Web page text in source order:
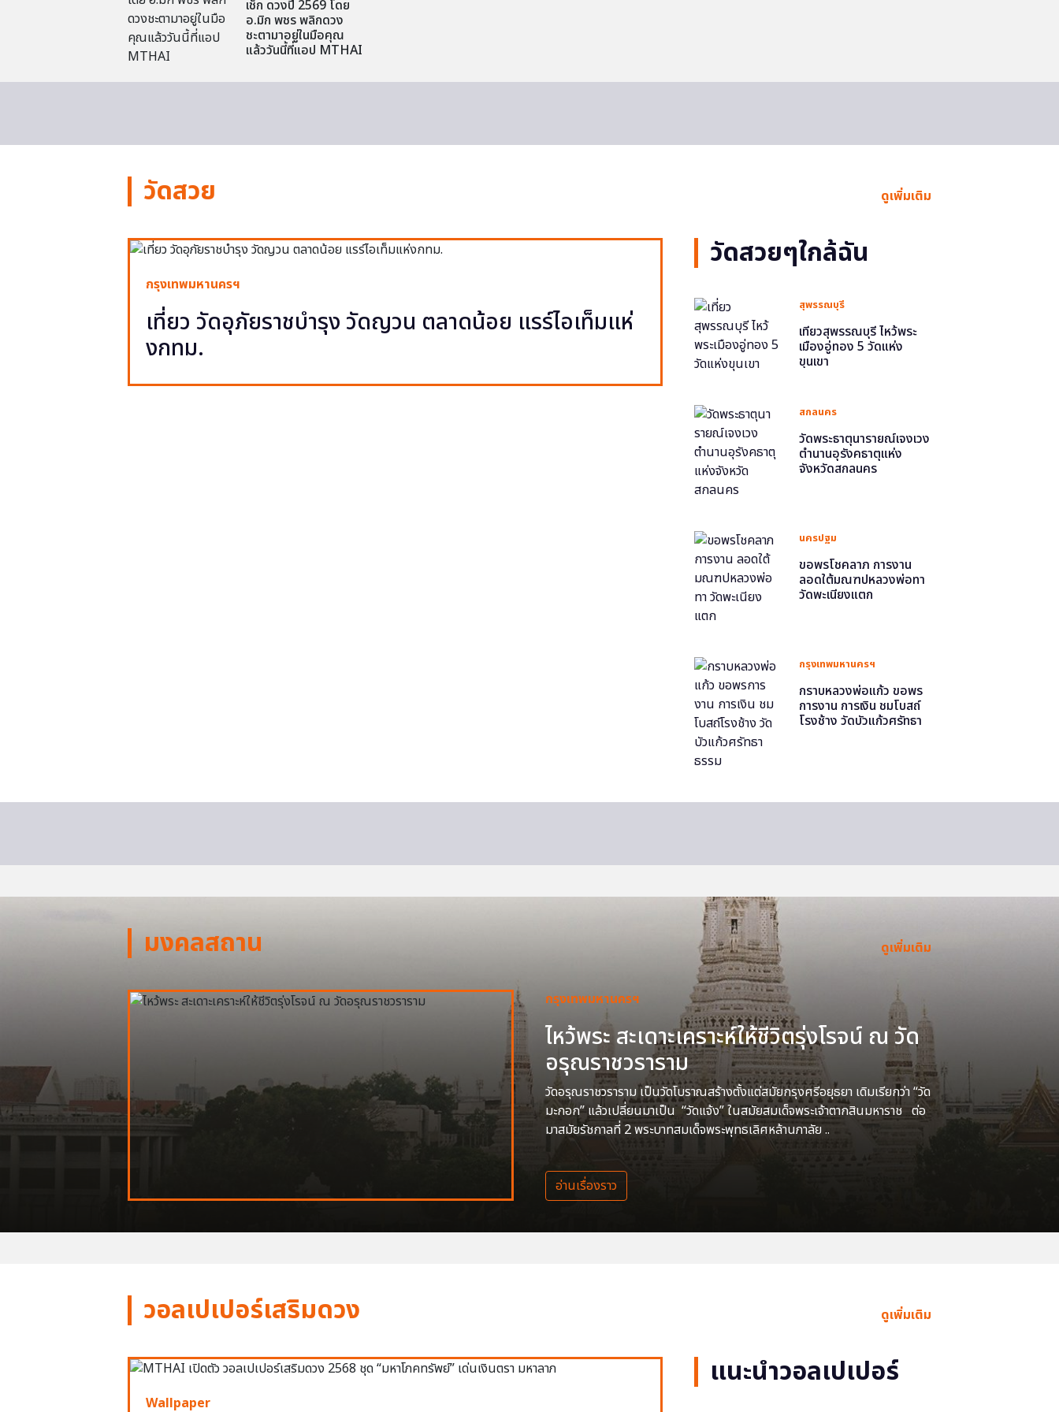
เช็ก ดวงปี 2569 โดย
อ.มิก พชร พลิกดวง
ชะตามาอยู่ในมือคุณ
แล้ววันนี้ที่แอป MTHAI
วัดสวย ดูเพิ่มเติม
กรุงเทพมหานครฯ
เที่ยว วัดอุภัยราชบำรุง วัดญวน ตลาดน้อย แรร์ไอเท็มแห่
งกทม.
วัดสวยๆใกล้ฉัน
สุพรรณบุรี
เที่ยวสุพรรณบุรี ไหว้พระ
เมืองอู่ทอง 5 วัดแห่ง
ขุนเขา
สกลนคร
วัดพระธาตุนารายณ์เจงเวง
ตำนานอุรังคธาตุแห่ง
จังหวัดสกลนคร
นครปฐม
ขอพรโชคลาภ การงาน
ลอดใต้มณฑปหลวงพ่อทา
วัดพะเนียงแตก
กรุงเทพมหานครฯ
กราบหลวงพ่อแก้ว ขอพร
การงาน การเงิน ชมโบสถ์
โรงช้าง วัดบัวแก้วศรัทธา
มงคลสถาน ดูเพิ่มเติม
กรุงเทพมหานครฯ
ไหว้พระ สะเดาะเคราะห์ให้ชีวิตรุ่งโรจน์ ณ วัด
อรุณราชวราราม
วัดอรุณราชวราราม เป็นวัดโบราณสร้างตั้งแต่สมัยกรุงศรีอยุธยา เดิมเรียกว่า “วัด
มะกอก” แล้วเปลี่ยนมาเป็น “วัดแจ้ง” ในสมัยสมเด็จพระเจ้าตากสินมหาราช ต่อ
มาสมัยรัชกาลที่ 2 พระบาทสมเด็จพระพุทธเลิศหล้านภาลัย ..
อ่านเรื่องราว
วอลเปเปอร์เสริมดวง ดูเพิ่มเติม
Wallpaper
แนะนำวอลเปเปอร์